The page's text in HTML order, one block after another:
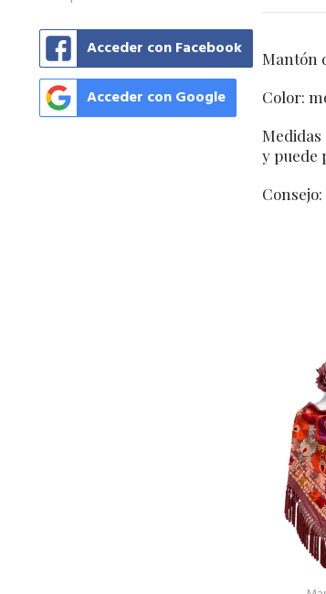
Mantón
Color:
Medidas
y puede
Acceder con Facebook
Acceder con Google